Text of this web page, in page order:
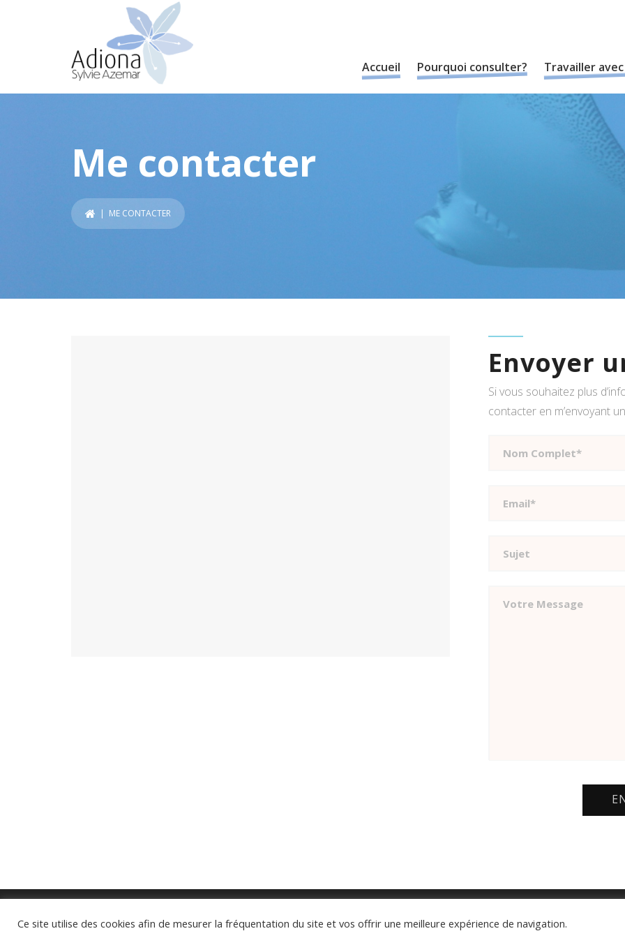
Accueil Pourquoi consulter? Travailler
Me contacter
| ME CONTACTER
Envoyer
Si vous souhaitez plus
contacter en m’envoyant
Nom Complet*
Email*
Sujet
Votre Message
Ce site utilise des cookies afin de mesurer la fréquentation du site et vos offrir une meilleure expérience de navigation.